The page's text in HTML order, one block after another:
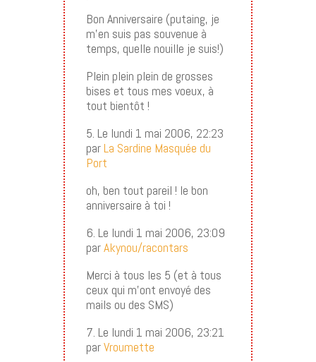
Bon Anniversaire (putaing, je
m’en suis pas souvenue à
temps, quelle nouille je suis!)
Plein plein plein de grosses
bises et tous mes voeux, à
tout bientôt !
5. Le lundi 1 mai 2006, 22:23
parLa Sardine Masquée du
Port
oh, ben tout pareil ! le bon
anniversaire à toi !
6. Le lundi 1 mai 2006, 23:09
parAkynou/racontars
Merci à tous les 5 (et à tous
ceux qui m’ont envoyé des
mails ou des SMS)
7. Le lundi 1 mai 2006, 23:21
parVroumette